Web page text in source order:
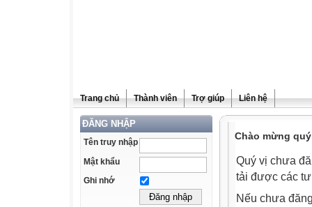
Trang chủ Thành viên Trợ giúp Liên hệ
ĐĂNG NHẬP
Tên truy nhập
Mật khẩu
Ghi nhớ
Chào mừng
Quý vị chưa
tải được các
Nếu chưa